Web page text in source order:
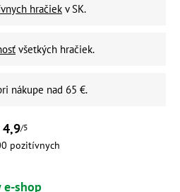
hračiek v SK.
všetkých hračiek.
nákupe nad 65 €.
4,9/5
pozitívnych
e-shop